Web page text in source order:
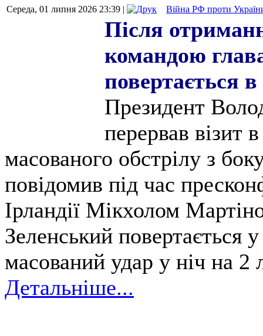
Середа, 01 липня 2026 23:39 | Війна РФ проти
Після
командою
повертається
Президент
перервав візит
масованого обстрілу з
повідомив під час
Ірландії Мікхолом
Зеленський повертається
масований удар у ніч на 2
Детальніше...